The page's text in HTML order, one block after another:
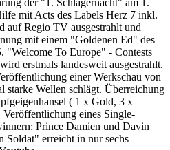
der "1. Schlagernacht" am 1.
mit Acts des Labels Herz 7 inkl.
auf Regio TV ausgestrahlt und
mit einem "Goldenen Ed" des
"Welcome To Europe" - Contests
erstmals landesweit ausgestrahlt.
einer Werkschau von
starke Wellen schlägt. Überreichung
( 1 x Gold, 3 x
eines Single-
Prince Damien und Davin
erreicht in nur sechs